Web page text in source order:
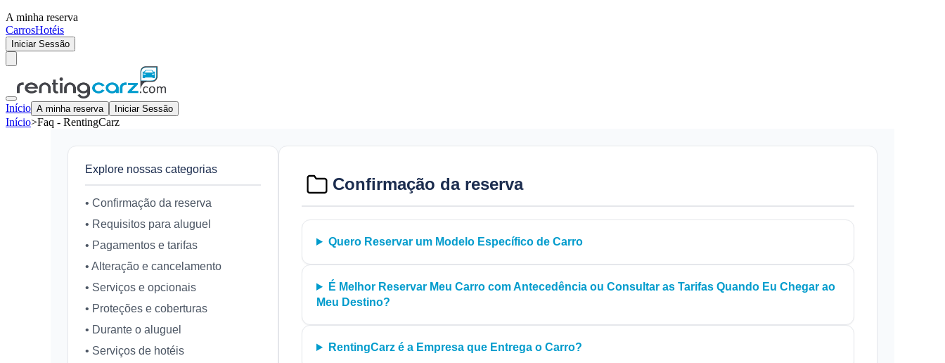
A minha reserva
CarrosHotéis
Iniciar Sessão
Início A minha reserva Iniciar Sessão
Início>Faq - RentingCarz
Explore nossas categorias
• Confirmação da reserva
• Requisitos para aluguel
• Pagamentos e tarifas
• Alteração e cancelamento
• Serviços e opcionais
• Proteções e coberturas
• Durante o aluguel
• Serviços de hotéis
Confirmação da reserva
Quero Reservar um Modelo Específico de Carro
É Melhor Reservar Meu Carro com Antecedência ou Consultar as Tarifas Quando Eu Chegar ao
Meu Destino?
RentingCarz é a Empresa que Entrega o Carro?